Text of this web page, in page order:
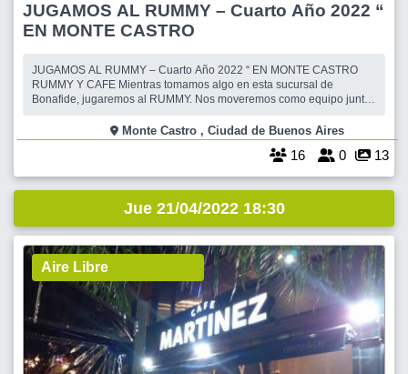
JUGAMOS AL RUMMY – Cuarto Año 2022 “
EN MONTE CASTRO
JUGAMOS AL RUMMY – Cuarto Año 2022 “ EN MONTE CASTRO
RUMMY Y CAFE Mientras tomamos algo en esta sucursal de
Bonafide, jugaremos al RUMMY. Nos moveremos como equipo junto
compartiremos varios encuentros durante este año. Si no sabes, veni
igual, aca te enseñamos como jugar y sus
Monte Castro , Ciudad de Buenos Aires
16 0 13
Jue 21/04/2022 18:30
Aire Libre